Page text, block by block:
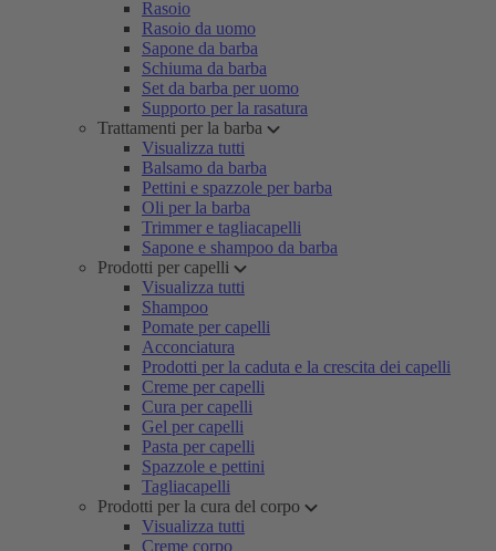
Rasoio
Rasoio da uomo
Sapone da barba
Schiuma da barba
Set da barba per uomo
Supporto per la rasatura
Trattamenti per la barba
Visualizza tutti
Balsamo da barba
Pettini e spazzole per barba
Oli per la barba
Trimmer e tagliacapelli
Sapone e shampoo da barba
Prodotti per capelli
Visualizza tutti
Shampoo
Pomate per capelli
Acconciatura
Prodotti per la caduta e la crescita dei capelli
Creme per capelli
Cura per capelli
Gel per capelli
Pasta per capelli
Spazzole e pettini
Tagliacapelli
Prodotti per la cura del corpo
Visualizza tutti
Creme corpo